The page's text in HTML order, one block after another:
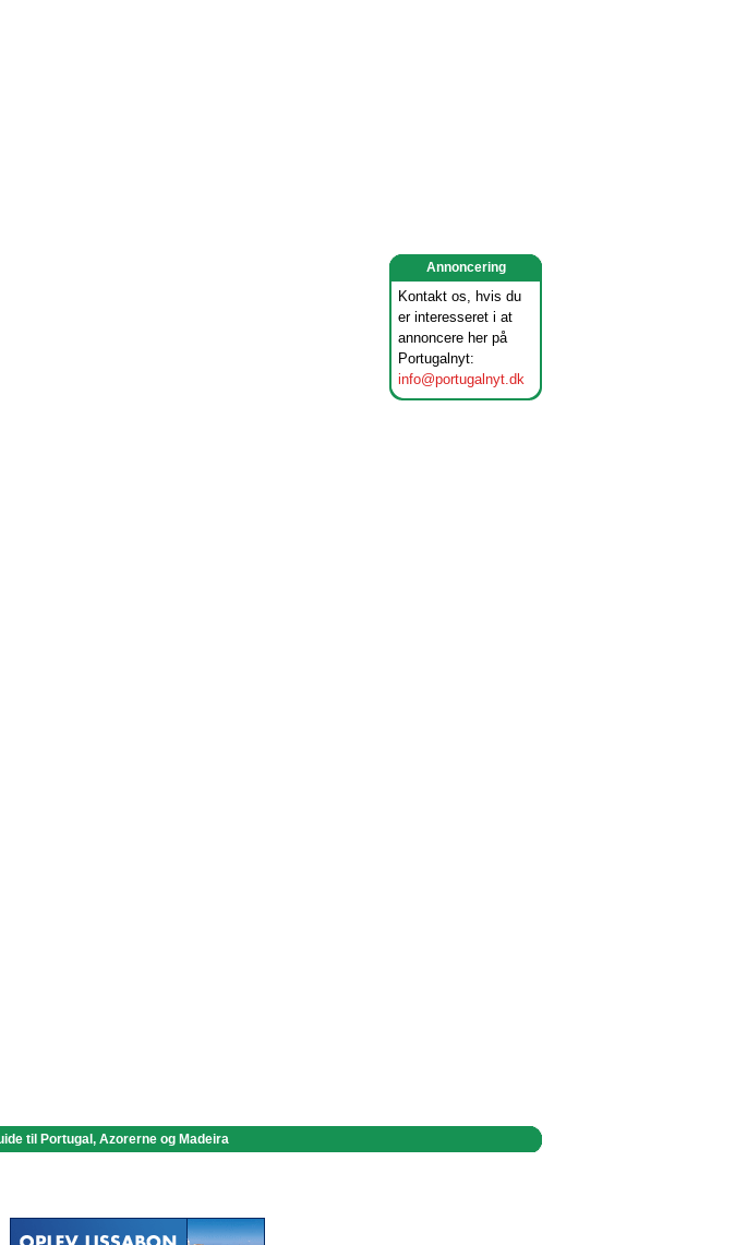
Annoncering
Kontakt os, hvis du
er interesseret i at
annoncere her på
Portugalnyt:
info@portugalnyt.dk
til Portugal, Azorerne og Madeira